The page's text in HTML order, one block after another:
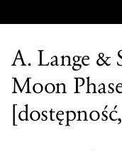
A. Lange &
Moon